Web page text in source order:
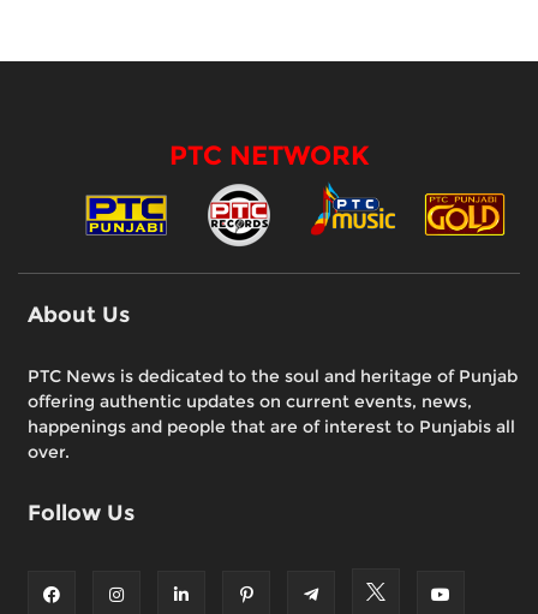
PTC NETWORK
About Us
PTC News is dedicated to the soul and heritage of Punjab
offering authentic updates on current events, news,
happenings and people that are of interest to Punjabis all
over.
Follow Us